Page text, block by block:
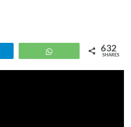
WhatsApp 632
SHARES